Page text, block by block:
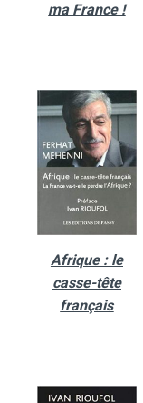
ma France !
Afrique : le
casse-tête
français